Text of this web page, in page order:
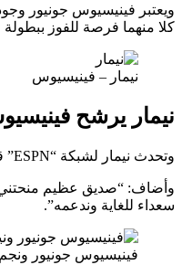
ويعتبر فينيسيوس جونيور وجود
كلا منهما فرصة للفوز
نيمار – فينيسيوس
نيمار يرشح
وتحدث نيمار لشبكة “ESPN” قائلاً “من الواضح أن الكرة الذهبية ستذهب إلى فينيسيوس جونيور”.
وأضاف: “صديق عظيم منحتني
سعداء للغاية وندعمه”.
فينيسيوس جونيور